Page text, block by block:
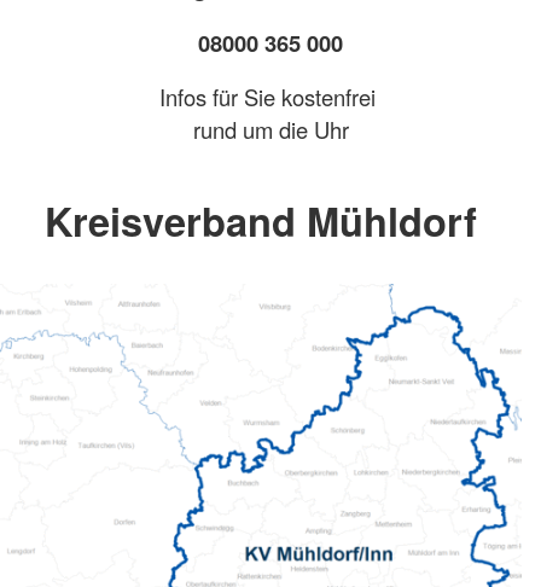
08000 365 000
Infos für Sie kostenfrei
rund um die Uhr
Kreisverband Mühldorf